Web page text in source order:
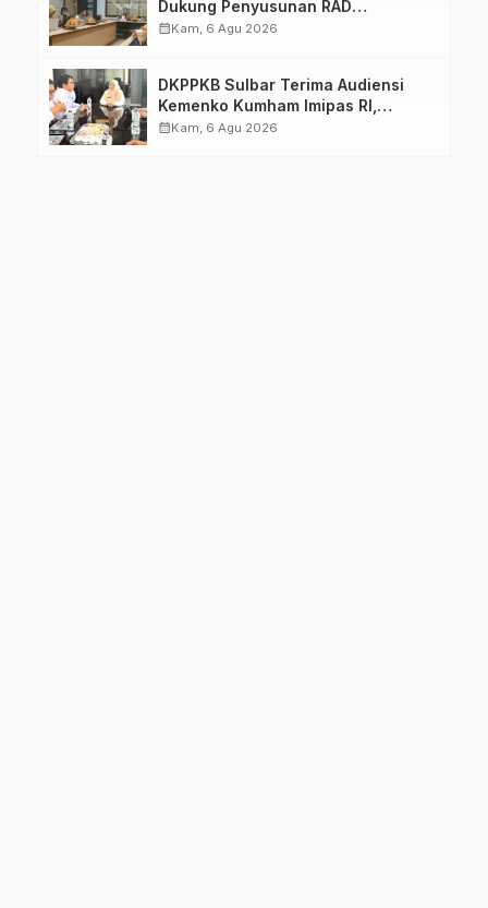
Dukung Penyusunan RAD
TPB/SDGs Sulawesi Barat
calendar_monthKam, 6 Agu 2026
DKPPKB Sulbar Terima Audiensi
Kemenko Kumham Imipas RI,
Perkuat Pelayanan Kesehatan bagi
calendar_monthKam, 6 Agu 2026